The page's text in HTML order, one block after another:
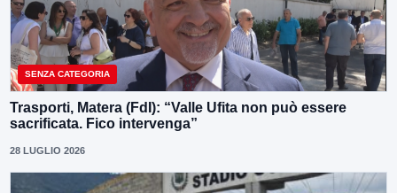
SENZA CATEGORIA
Trasporti, Matera (FdI): “Valle Ufita non può essere
sacrificata. Fico intervenga”
28 LUGLIO 2026